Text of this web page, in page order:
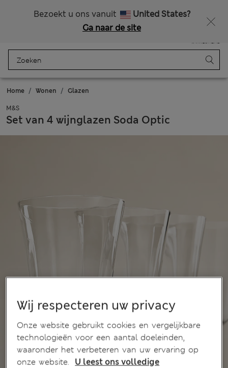
Bezoekt u ons vanuit
United States?
Ga naar de site
Winkelmand
Home Wonen Glazen
M&S
Set van 4 wijnglazen Soda Optic
Wij respecteren uw privacy
Onze website gebruikt cookies en vergelijkbare
technologieën voor een aantal doeleinden,
waaronder het verbeteren van uw ervaring op
onze website.
U leest ons volledige